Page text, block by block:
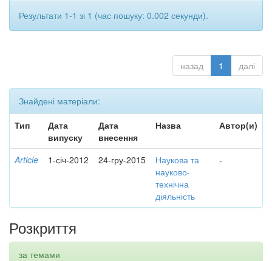
Результати 1-1 зі 1 (час пошуку: 0.002 секунди).
назад 1 далі
Знайдені матеріали:
Тип
Дата
випуску
Дата
внесення
Назва Автор(и)
Article 1-січ-2012 24-гру-2015
Наукова та
науково-
технічна
діяльність
-
Розкриття
за темами